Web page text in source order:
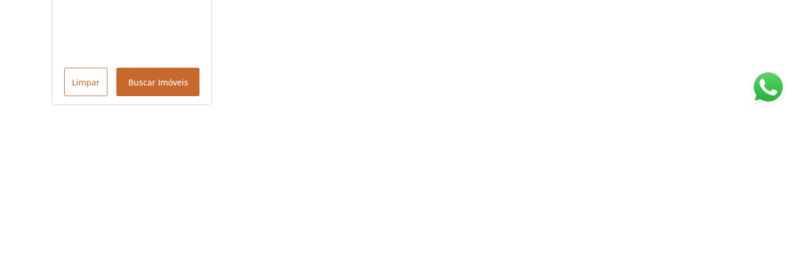
Limpar Buscar Imóveis